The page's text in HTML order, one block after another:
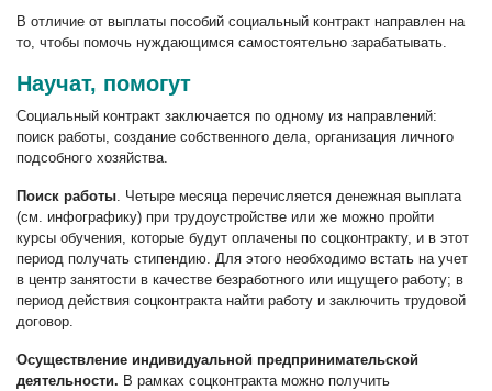
В отличие от выплаты пособий социальный контракт направлен на
то, чтобы помочь нуждающимся самостоятельно зарабатывать.
Научат, помогут
Социальный контракт заключается по одному из направлений:
поиск работы, создание собственного дела, организация личного
подсобного хозяйства.
Поиск работы . Четыре месяца перечисляется денежная выплата
(см. инфографику) при трудоустройстве или же можно пройти
курсы обучения, которые будут оплачены по соцконтракту, и в этот
период получать стипендию. Для этого необходимо встать на учет
в центр занятости в качестве безработного или ищущего работу; в
период действия соцконтракта найти работу и заключить трудовой
договор.
Осуществление индивидуальной предпринимательской
деятельности. В рамках соцконтракта можно получить